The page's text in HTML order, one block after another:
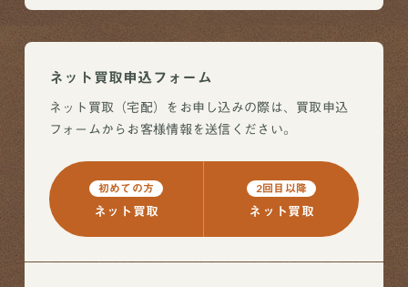
ネット買取申込フォーム
ネット買取（宅配）をお申し込みの際は、買取申込
フォームからお客様情報を送信ください。
初めての方
ネット買取
2回目以降
ネット買取